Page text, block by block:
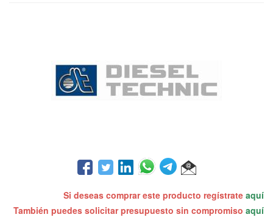
Si deseas comprar este producto regístrate aquí
También puedes solicitar presupuesto sin compromiso aquí